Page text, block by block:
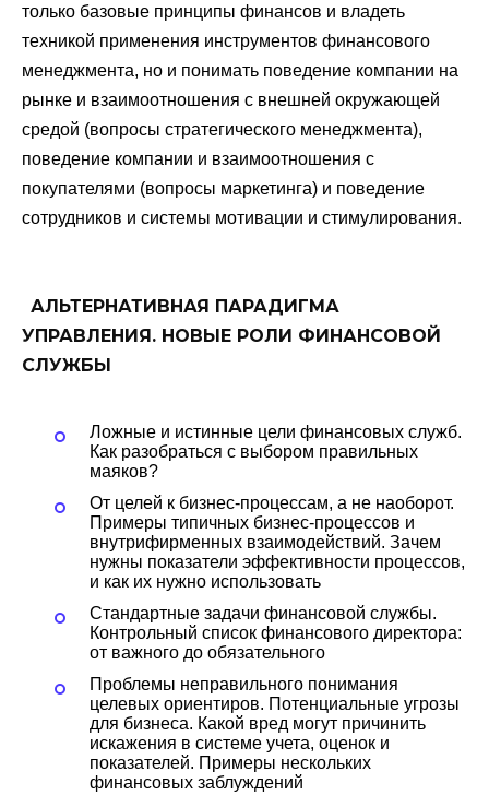
только базовые принципы финансов и владеть
техникой применения инструментов финансового
менеджмента, но и понимать поведение компании на
рынке и взаимоотношения с внешней окружающей
средой (вопросы стратегического менеджмента),
поведение компании и взаимоотношения с
покупателями (вопросы маркетинга) и поведение
сотрудников и системы мотивации и стимулирования.
АЛЬТЕРНАТИВНАЯ ПАРАДИГМА
УПРАВЛЕНИЯ. НОВЫЕ РОЛИ ФИНАНСОВОЙ
СЛУЖБЫ
Ложные и истинные цели финансовых служб.
Как разобраться с выбором правильных
маяков?
От целей к бизнес-процессам, а не наоборот.
Примеры типичных бизнес-процессов и
внутрифирменных взаимодействий. Зачем
нужны показатели эффективности процессов,
и как их нужно использовать
Стандартные задачи финансовой службы.
Контрольный список финансового директора:
от важного до обязательного
Проблемы неправильного понимания
целевых ориентиров. Потенциальные угрозы
для бизнеса. Какой вред могут причинить
искажения в системе учета, оценок и
показателей. Примеры нескольких
финансовых заблуждений